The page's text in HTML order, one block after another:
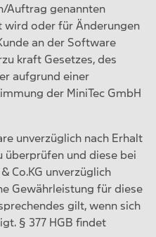
Auftrag genannten
wird oder für Änderungen
an der Software
kraft Gesetzes, des
aufgrund einer
der MiniTec GmbH
unverzüglich nach Erhalt
überprüfen und diese bei
Co.KG unverzüglich
Gewährleistung für diese
gilt, wenn sich
§ 377 HGB findet